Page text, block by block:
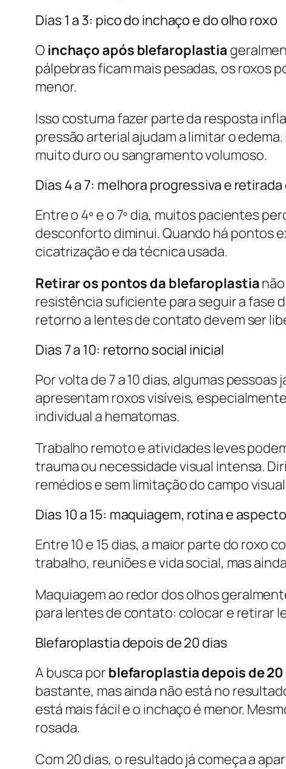
Dias 1 a 3: pico do inchaço e do olho roxo
O inchaço após blefaroplastia
pálpebras ficam mais pesadas, os roxos
menor.
Isso costuma fazer parte da resposta
pressão arterial ajudam a limitar o
muito duro ou sangramento volumoso.
Dias 4 a 7: melhora progressiva e
Entre o 4º e o 7º dia, muitos pacientes
desconforto diminui. Quando há pontos
cicatrização e da técnica usada.
Retirar os pontos da blefaroplastia
resistência suficiente para seguir a fase
retorno a lentes de contato devem ser
Dias 7 a 10: retorno social inicial
Por volta de 7 a 10 dias, algumas
apresentam roxos visíveis,
individual a hematomas.
Trabalho remoto e atividades leves
trauma ou necessidade visual intensa.
remédios e sem limitação do campo
Dias 10 a 15: maquiagem, rotina e
Entre 10 e 15 dias, a maior parte do roxo
trabalho, reuniões e vida social, mas
Maquiagem ao redor dos olhos
para lentes de contato: colocar e retirar
Blefaroplastia depois de 20 dias
A busca por blefaroplastia depois de 20
bastante, mas ainda não está no
está mais fácil e o inchaço é menor.
rosada.
Com 20 dias, o resultado já começa a